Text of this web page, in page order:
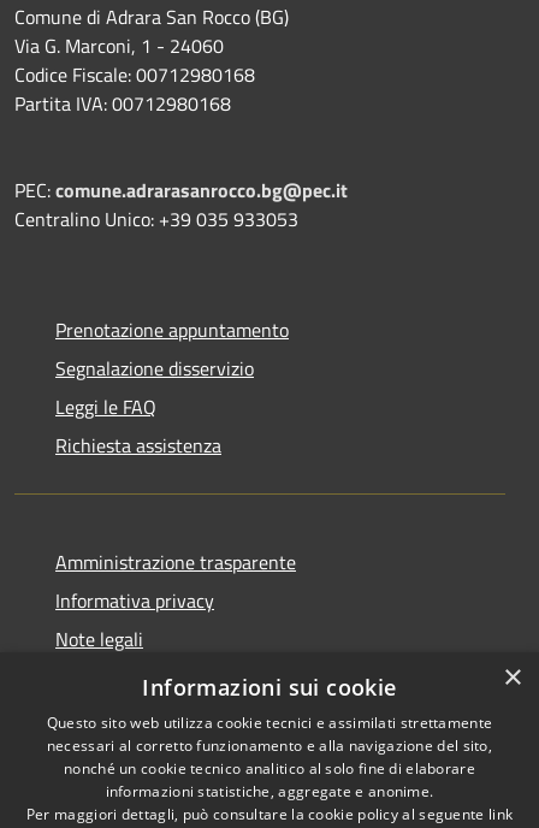
Comune di Adrara San Rocco (BG)
Via G. Marconi, 1 - 24060
Codice Fiscale: 00712980168
Partita IVA: 00712980168
PEC:comune.adrarasanrocco.bg@pec.it
Centralino Unico: +39 035 933053
Prenotazione appuntamento
Segnalazione disservizio
Leggi le FAQ
Richiesta assistenza
Amministrazione trasparente
Informativa privacy
Note legali
Dichiarazione di accessibilità
Copyright © 2026 • Comune di
×
Informazioni sui cookie
Questo sito web utilizza cookie tecnici e assimilati strettamente
necessari al corretto funzionamento e alla navigazione del sito,
nonché un cookie tecnico analitico al solo fine di elaborare
informazioni statistiche, aggregate e anonime.
Per maggiori dettagli, può consultare la cookie policy al seguente link